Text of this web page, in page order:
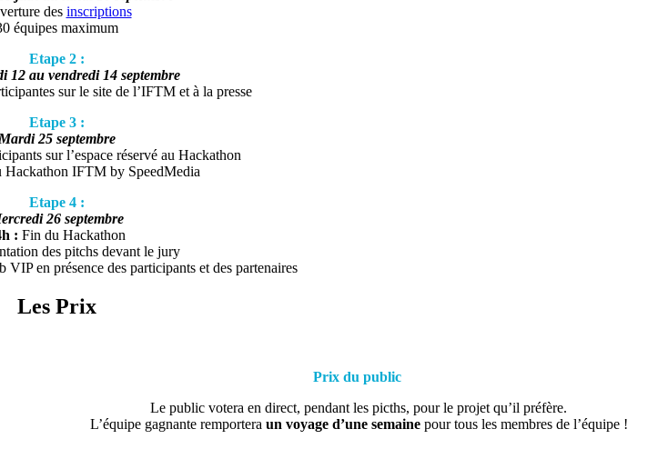
des inscriptions
équipes maximum
Etape 2 :
12 au vendredi 14 septembre
sur le site de l’IFTM et à la presse
Etape 3 :
Mardi 25 septembre
sur l’espace réservé au Hackathon
Hackathon IFTM by SpeedMedia
Etape4 :
26 septembre
: Fin du Hackathon
des pitchs devant le jury
en présence des participants et des partenaires
Les Prix
Prix du public
Le public votera en direct, pendant les picths, pour le projet qu’il préfère.
L’équipe gagnante remportera un voyage d’une semainepour tous les membres de l’équipe !